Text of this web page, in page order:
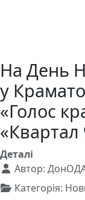
На День
у
«Голос
«Квартал
Деталі
Автор:
Категорія: